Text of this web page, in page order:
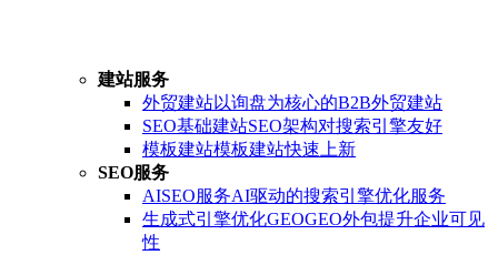
建站服务
外贸建站以询盘为核心的B2B外贸建站
SEO基础建站SEO架构对搜索引擎友好
模板建站模板建站快速上新
SEO服务
AISEO服务AI驱动的搜索引擎优化服务
生成式引擎优化GEOGEO外包提升企业可见
性